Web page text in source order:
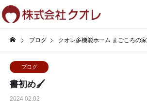
ブログ クオレ多機能ホーム まごころの家
ブログ
書初め🖌
2024.02.02